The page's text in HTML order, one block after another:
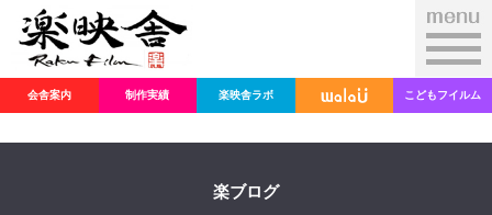
会舎案内 制作実績 楽映舎ラボ こどもフイルム
楽ブログ